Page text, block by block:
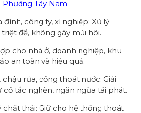
Phường Tây Nam
đình, công ty, xí nghiệp: Xử lý
để, không gây mùi hôi.
cho nhà ở, doanh nghiệp, khu
an toàn và hiệu quả.
rửa, cống thoát nước: Giải
cố tắc nghẽn, ngăn ngừa tái phát.
chất thải: Giữ cho hệ thống thoát